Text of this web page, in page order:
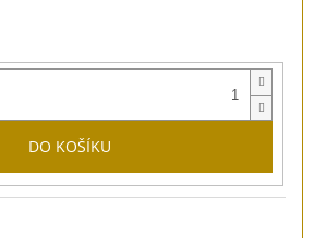
DO KOŠÍKU